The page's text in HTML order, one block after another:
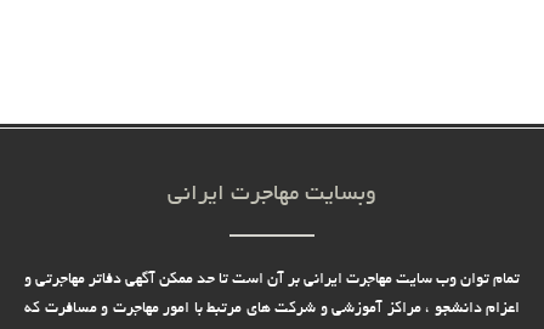
وبسایت مهاجرت ایرانی
تمام توان وب سایت مهاجرت ایرانی بر آن است تا حد ممکن آگهی دفاتر مهاجرتی و
اعزام دانشجو ، مراکز آموزشی و شرکت های مرتبط با امور مهاجرت و مسافرت که